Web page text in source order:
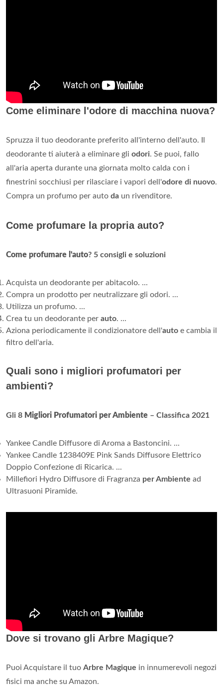
Come eliminare l'odore di macchina nuova?
Spruzza il tuo deodorante preferito all'interno dell'auto. Il
deodorante ti aiuterà a eliminare gli odori. Se puoi, fallo
all'aria aperta durante una giornata molto calda con i
finestrini socchiusi per rilasciare i vapori dell'odore di nuovo.
Compra un profumo per auto da un rivenditore.
Come profumare la propria auto?
Come profumare l'auto? 5 consigli e soluzioni
Acquista un deodorante per abitacolo. ...
Compra un prodotto per neutralizzare gli odori. ...
Utilizza un profumo. ...
Crea tu un deodorante per auto. ...
Aziona periodicamente il condizionatore dell'auto e cambia il
filtro dell'aria.
Quali sono i migliori profumatori per
ambienti?
Gli 8 Migliori Profumatori per Ambiente – Classifica 2021
Yankee Candle Diffusore di Aroma a Bastoncini. ...
Yankee Candle 1238409E Pink Sands Diffusore Elettrico
Doppio Confezione di Ricarica. ...
Millefiori Hydro Diffusore di Fragranza per Ambiente ad
Ultrasuoni Piramide.
Dove si trovano gli Arbre Magique?
Puoi Acquistare il tuo Arbre Magique in innumerevoli negozi
fisici ma anche su Amazon.